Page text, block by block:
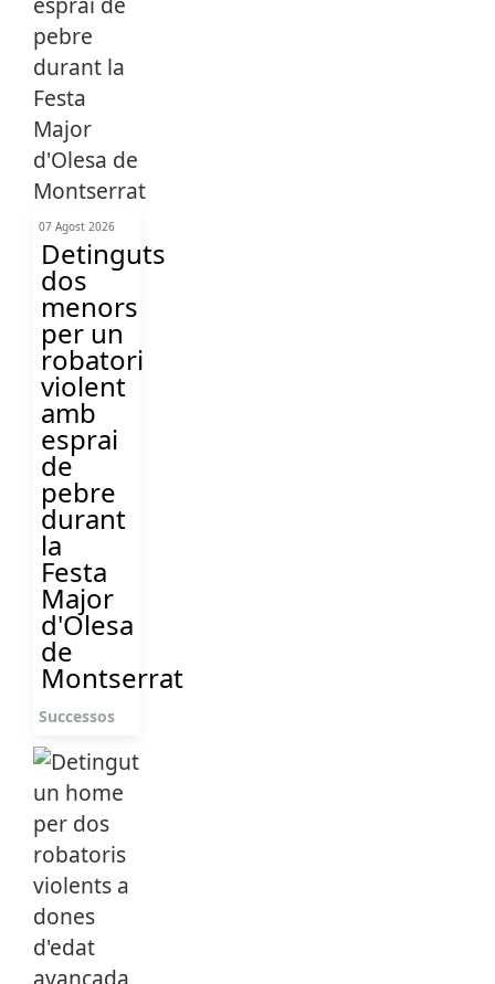
07 Agost 2026
Detinguts
dos
menors
per un
robatori
violent
amb
esprai
de
pebre
durant
la
Festa
Major
d'Olesa
de
Montserrat
Successos